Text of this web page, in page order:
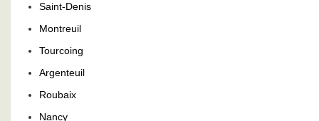
Saint-Denis
Montreuil
Tourcoing
Argenteuil
Roubaix
Nancy